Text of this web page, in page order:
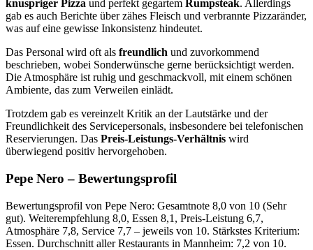
knuspriger Pizza und perfekt gegartem Rumpsteak. Allerdings
gab es auch Berichte über zähes Fleisch und verbrannte Pizzaränder,
was auf eine gewisse Inkonsistenz hindeutet.
Das Personal wird oft als freundlich und zuvorkommend
beschrieben, wobei Sonderwünsche gerne berücksichtigt werden.
Die Atmosphäre ist ruhig und geschmackvoll, mit einem schönen
Ambiente, das zum Verweilen einlädt.
Trotzdem gab es vereinzelt Kritik an der Lautstärke und der
Freundlichkeit des Servicepersonals, insbesondere bei telefonischen
Reservierungen. Das Preis-Leistungs-Verhältnis wird
überwiegend positiv hervorgehoben.
Pepe Nero – Bewertungsprofil
Bewertungsprofil von Pepe Nero: Gesamtnote 8,0 von 10 (Sehr
gut). Weiterempfehlung 8,0, Essen 8,1, Preis-Leistung 6,7,
Atmosphäre 7,8, Service 7,7 – jeweils von 10. Stärkstes Kriterium:
Essen. Durchschnitt aller Restaurants in Mannheim: 7,2 von 10.